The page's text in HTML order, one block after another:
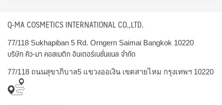
Q-MA COSMETICS INTERNATIONAL CO.,LTD.
77/118 Sukhapiban 5 Rd. Orngern Saimai Bangkok 10220
บริษัท คิว-มา คอสเมติก อินเตอร์เนชั่นแนล จำกัด
77/118 ถนนสุขาภิบาล5 แขวงออเงิน เขตสายไหม กรุงเทพฯ 10220